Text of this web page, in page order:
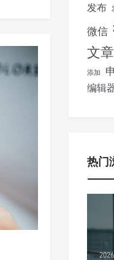
发布
微信
文章
添加
编辑
热门